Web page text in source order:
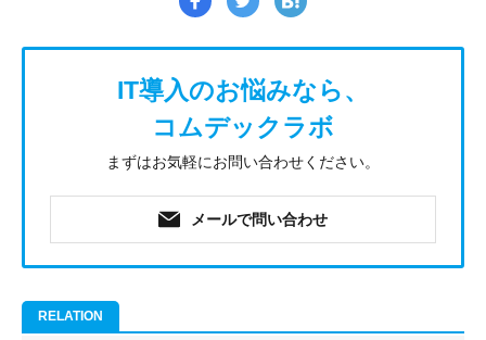
IT導入のお悩みなら、
コムデックラボ
まずはお気軽にお問い合わせください。
メールで問い合わせ